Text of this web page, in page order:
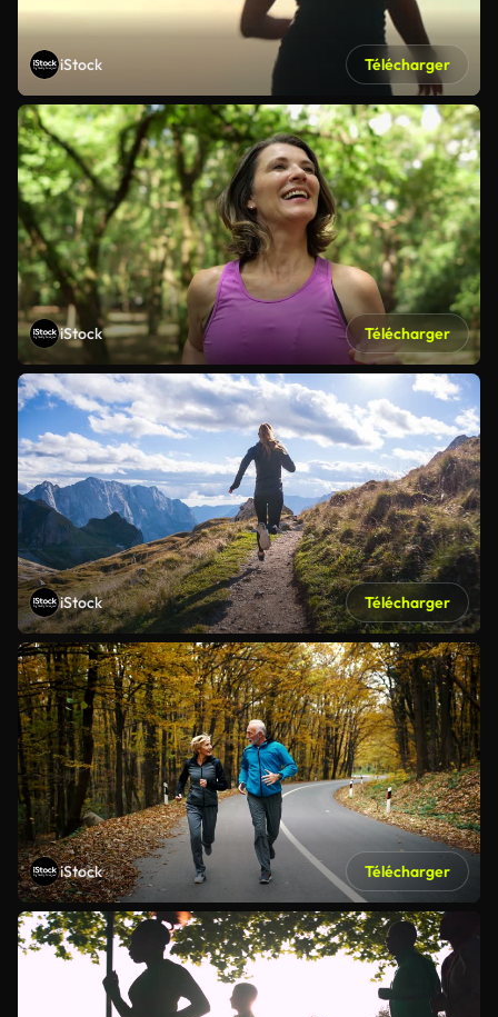
iStock Télécharger
iStock Télécharger
iStock Télécharger
iStock Télécharger